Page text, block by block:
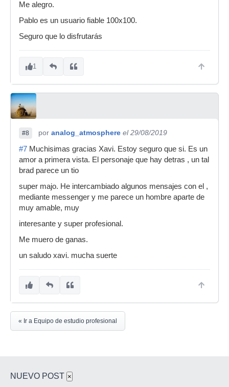
Me alegro.
Pablo es un usuario fiable 100x100.
Seguro que lo disfrutarás
1
#8 por analog_atmosphere el 29/08/2019
#7 Muchisimas gracias Xavi. Estoy seguro que si. Es un
amor a primera vista. El personaje que hay detras , un tal
brad parece un tio
super majo. He intercambiado algunos mensajes con el ,
mediante messenger y me parece un hombre aparte de
muy amable, muy
interesante y super profesional.
Me muero de ganas.
un saludo xavi. mucha suerte
« Ir a Equipo de estudio profesional
NUEVO POST ×